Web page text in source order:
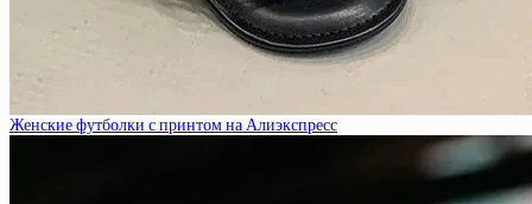
Женские футболки с принтом на Алиэкспресс